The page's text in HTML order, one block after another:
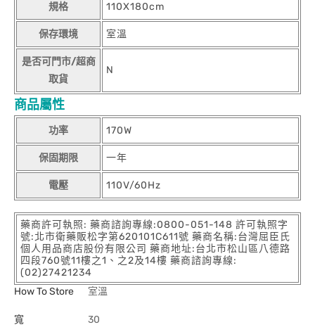
規格 110X180cm
保存環境 室溫
是否可門市/超商
取貨
N
商品屬性
功率 170W
保固期限 一年
電壓 110V/60Hz
藥商許可執照: 藥商諮詢專線:0800-051-148 許可執照字
號:北市衛藥販松字第620101C611號 藥商名稱:台灣屈臣氏
個人用品商店股份有限公司 藥商地址:台北市松山區八德路
四段760號11樓之1、之2及14樓 藥商諮詢專線:
(02)27421234
How To Store
室溫
寬 30